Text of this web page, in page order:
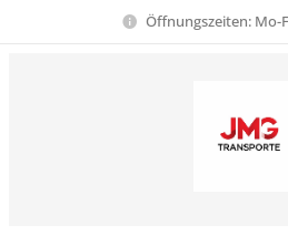
Öffnungszeiten: Mo-